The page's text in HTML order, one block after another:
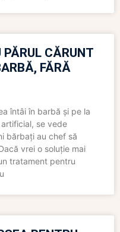
CĂRUNT
FĂRĂ
întâi în barbă și pe la
se vede
bărbați au chef să
vrei o soluție mai
tratament pentru